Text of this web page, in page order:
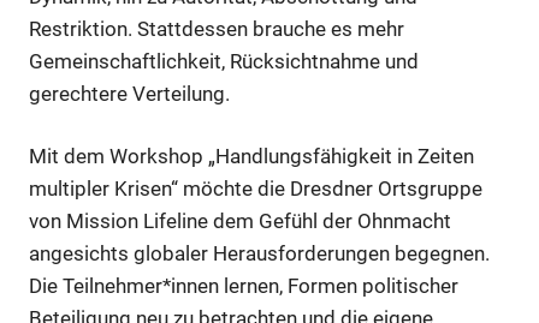
Restriktion. Stattdessen brauche es mehr
Gemeinschaftlichkeit, Rücksichtnahme und
gerechtere Verteilung.
Mit dem Workshop „Handlungsfähigkeit in Zeiten
multipler Krisen“ möchte die Dresdner Ortsgruppe
von Mission Lifeline dem Gefühl der Ohnmacht
angesichts globaler Herausforderungen begegnen.
Die Teilnehmer*innen lernen, Formen politischer